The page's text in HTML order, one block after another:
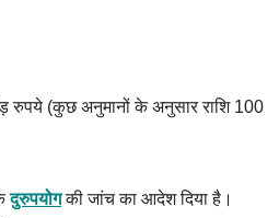
रुपये (कुछ अनुमानों के अनुसार राशि 100
दुरुपयोगकी जांच का आदेश दिया है।